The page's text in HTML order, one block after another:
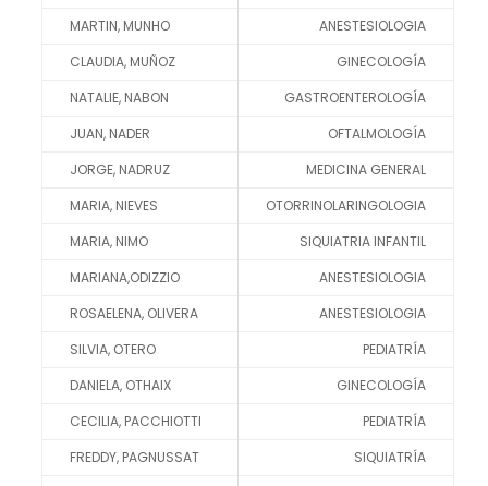
MARTIN, MUNHO
ANESTESIOLOGIA
CLAUDIA, MUÑOZ
GINECOLOGÍA
NATALIE, NABON
GASTROENTEROLOGÍA
JUAN, NADER
OFTALMOLOGÍA
JORGE, NADRUZ
MEDICINA GENERAL
MARIA, NIEVES
OTORRINOLARINGOLOGIA
MARIA, NIMO
SIQUIATRIA INFANTIL
MARIANA,ODIZZIO
ANESTESIOLOGIA
ROSAELENA, OLIVERA
ANESTESIOLOGIA
SILVIA, OTERO
PEDIATRÍA
DANIELA, OTHAIX
GINECOLOGÍA
CECILIA, PACCHIOTTI
PEDIATRÍA
FREDDY, PAGNUSSAT
SIQUIATRÍA